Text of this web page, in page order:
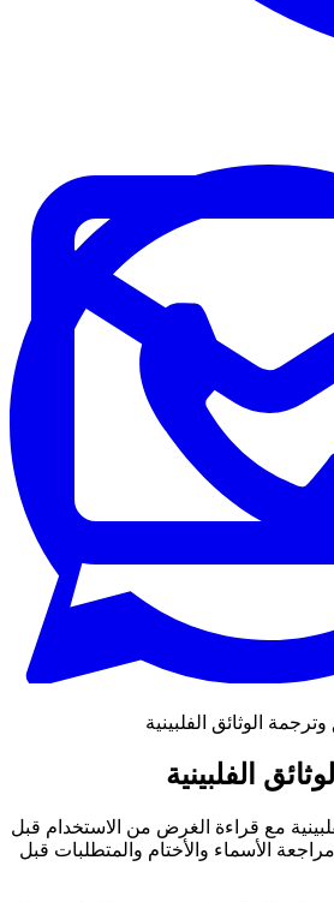
الوثائق الفلبينية
الفلبينية
مع قراءة الغرض من الاستخدام قبل
الأسماء والأختام والمتطلبات قبل